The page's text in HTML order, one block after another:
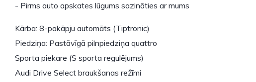
- Pirms auto apskates lūgums sazināties ar mums
Kārba: 8-pakāpju automāts (Tiptronic)
Piedziņa: Pastāvīgā pilnpiedziņa quattro
Sporta piekare (S sporta regulējums)
Audi Drive Select braukšanas režīmi